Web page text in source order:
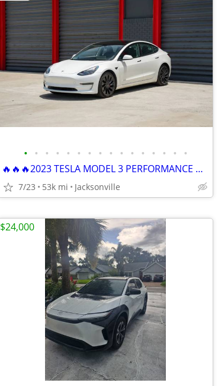
• • • • • • • • • • • • • • • •
🔥🔥🔥2023 TESLA MODEL 3 PERFORMANCE 🔥🔥🔥
7/23 53k mi Jacksonville
$24,000